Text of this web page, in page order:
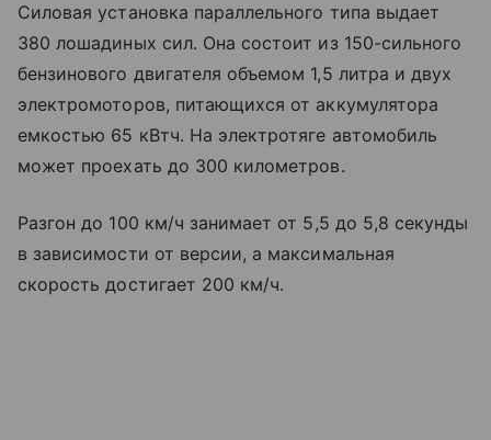
Силовая установка параллельного типа выдает
380 лошадиных сил. Она состоит из 150-сильного
бензинового двигателя объемом 1,5 литра и двух
электромоторов, питающихся от аккумулятора
емкостью 65 кВтч. На электротяге автомобиль
может проехать до 300 километров.
Разгон до 100 км/ч занимает от 5,5 до 5,8 секунды
в зависимости от версии, а максимальная
скорость достигает 200 км/ч.